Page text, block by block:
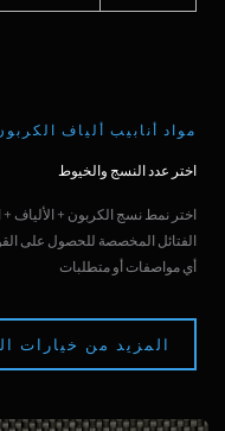
مواد أنابيب ألياف
اختر عدد النسج والخيوط
اختر نمط نسج الكربون + الألياف
الفتائل المخصصة للحصول على
أي مواصفات أو متطلبات
المزيد من خيارات